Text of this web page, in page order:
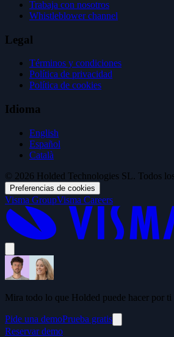
Trabaja con nosotros
Whistleblower channel
Legal
Términos y condiciones
Política de privacidad
Política de cookies
Idioma
English
Español
Català
© 2026 Holded Technologies SL. Todos
Preferencias de cookies
Visma GroupVisma Careers
Mira todo lo que Holded puede hacer por ti
Pide una demoPrueba gratis
Reservar demo